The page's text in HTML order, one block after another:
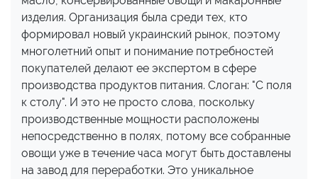
изделия. Организация была среди тех, кто
формировал новый украинский рынок, поэтому
многолетний опыт и понимание потребностей
покупателей делают ее экспертом в сфере
производства продуктов питания. Слоган: "С поля
к столу". И это не просто слова, поскольку
производственные мощности расположены
непосредственно в полях, потому все собранные
овощи уже в течение часа могут быть доставлены
на завод для переработки. Это уникальное